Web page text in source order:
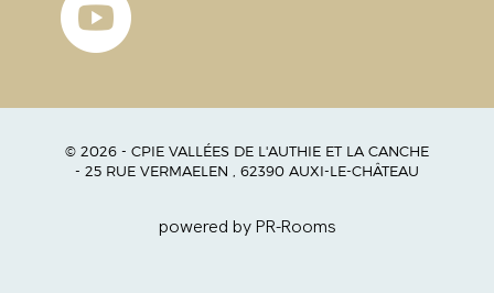
© 2026 - CPIE VALLÉES DE L'AUTHIE ET LA CANCHE
- 25 RUE VERMAELEN , 62390 AUXI-LE-CHÂTEAU
powered by PR-Rooms